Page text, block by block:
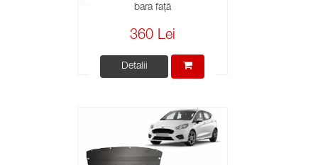
bara față
360 Lei
Detalii